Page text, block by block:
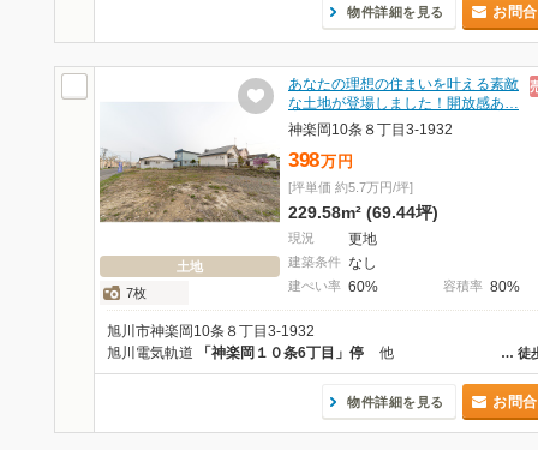
物件詳細を見る お問
土地
7枚
あなたの理想の住まいを叶える素敵
な土地が登場しました！開放感あ…
神楽岡10条８丁目3-1932
398万 円
[坪単価 約5.7万円/坪]
229.58m² (69.44坪)
現況 更地
建築条件 なし
建ぺい率 60% 容積率 80%
旭川市神楽岡10条８丁目3-1932
… 徒
旭川電気軌道 「神楽岡１０条6丁目」停 他
物件詳細を見る お問